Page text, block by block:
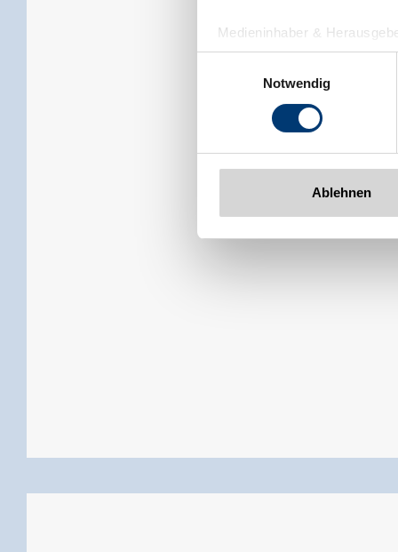
Medieninhaber &
Zeller Bergbahnen Zillertal
Rohr 23// A-6280 Zell am Ziller
www.zillertalarena.com
Notwendig
Ablehnen